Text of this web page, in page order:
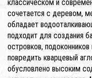
классическом и
сочетается с деревом,
обладает
подходит для создания
островков,
повредить кварцевый
обусловлено высоким